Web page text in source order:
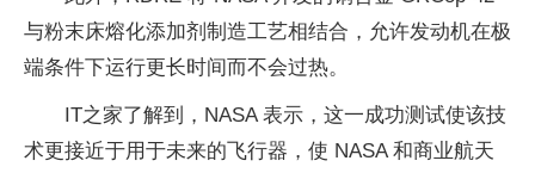
与粉末床熔化添加剂制造工艺相结合，允许发动机在极
端条件下运行更长时间而不会过热。
IT之家了解到，NASA 表示，这一成功测试使该技
术更接近于用于未来的飞行器，使 NASA 和商业航天